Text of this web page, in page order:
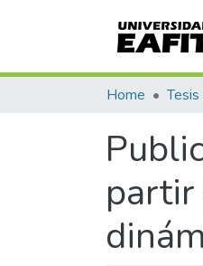
Home
partir